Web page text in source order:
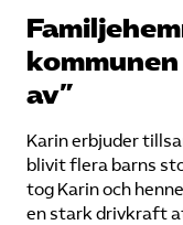
av”
Karin erbjuder
blivit flera barns
tog Karin och
en stark drivkraft